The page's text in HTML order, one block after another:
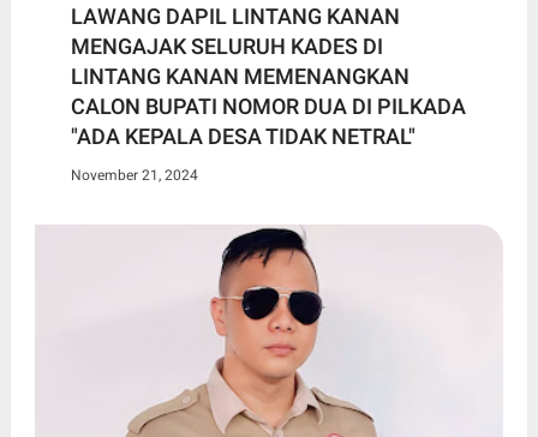
LAWANG DAPIL LINTANG KANAN
MENGAJAK SELURUH KADES DI
LINTANG KANAN MEMENANGKAN
CALON BUPATI NOMOR DUA DI PILKADA
"ADA KEPALA DESA TIDAK NETRAL"
November 21, 2024